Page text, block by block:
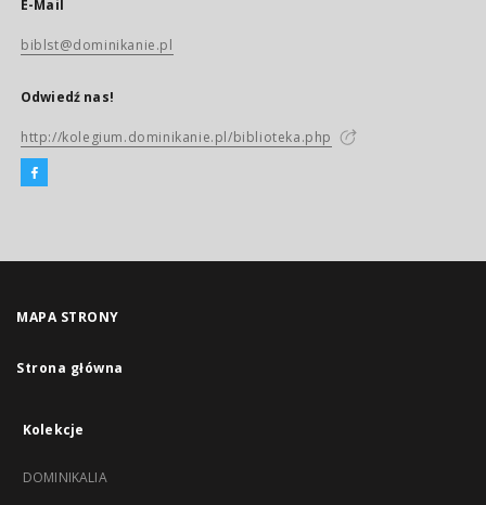
E-Mail
biblst@dominikanie.pl
Odwiedź nas!
http://kolegium.dominikanie.pl/biblioteka.php
MAPA STRONY
Strona główna
Kolekcje
DOMINIKALIA